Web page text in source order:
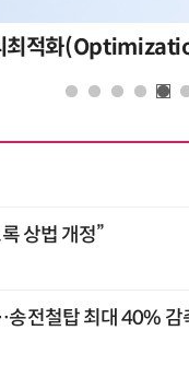
최적화
상법 개정”
전철탑 최대 40% 감